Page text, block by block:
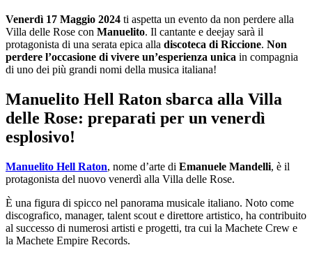
Venerdì 17 Maggio 2024 ti aspetta un evento da non perdere alla
Villa delle Rose con Manuelito. Il cantante e deejay sarà il
protagonista di una serata epica alla discoteca di Riccione. Non
perdere l’occasione di vivere un’esperienza unica in compagnia
di uno dei più grandi nomi della musica italiana!
Manuelito Hell Raton sbarca alla Villa
delle Rose: preparati per un venerdì
esplosivo!
Manuelito Hell Raton, nome d’arte di Emanuele Mandelli, è il
protagonista del nuovo venerdì alla Villa delle Rose.
È una figura di spicco nel panorama musicale italiano. Noto come
discografico, manager, talent scout e direttore artistico, ha contribuito
al successo di numerosi artisti e progetti, tra cui la Machete Crew e
la Machete Empire Records.